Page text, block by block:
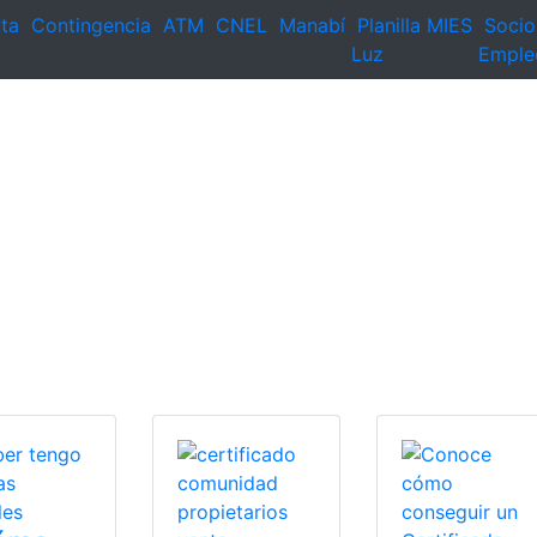
Contingencia ATM CNEL Manabí Planilla
Luz
MIES Socio